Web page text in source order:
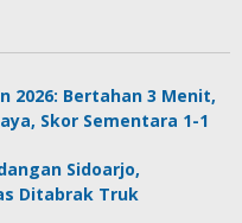
2026: Bertahan 3 Menit,
Skor Sementara 1-1
Sidoarjo,
Ditabrak Truk